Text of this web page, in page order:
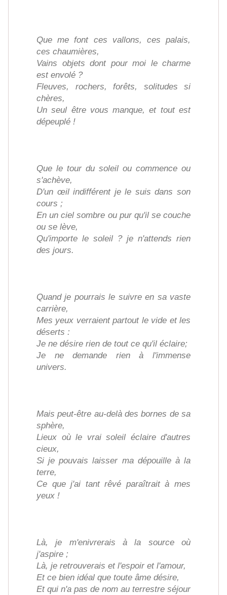
Que me font ces vallons, ces palais,
ces chaumières,
Vains objets dont pour moi le charme
est envolé ?
Fleuves, rochers, forêts, solitudes si
chères,
Un seul être vous manque, et tout est
dépeuplé !
Que le tour du soleil ou commence ou
s'achève,
D'un œil indifférent je le suis dans son
cours ;
En un ciel sombre ou pur qu'il se couche
ou se lève,
Qu'importe le soleil ? je n'attends rien
des jours.
Quand je pourrais le suivre en sa vaste
carrière,
Mes yeux verraient partout le vide et les
déserts :
Je ne désire rien de tout ce qu'il éclaire;
Je ne demande rien à l'immense
univers.
Mais peut-être au-delà des bornes de sa
sphère,
Lieux où le vrai soleil éclaire d'autres
cieux,
Si je pouvais laisser ma dépouille à la
terre,
Ce que j'ai tant rêvé paraîtrait à mes
yeux !
Là, je m'enivrerais à la source où
j'aspire ;
Là, je retrouverais et l'espoir et l'amour,
Et ce bien idéal que toute âme désire,
Et qui n'a pas de nom au terrestre séjour